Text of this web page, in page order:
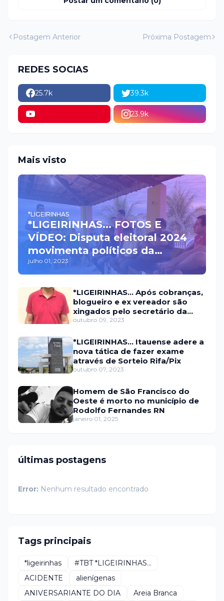
Postagem Anterior Próxima Postagem
REDES SOCIAS
25.7k 39.3k
23.9k
Mais visto
*LIGEIRINHAS
*LIGEIRINHAS... FOTOS E
VÍDEO: Disputa eleitoral 2024
movimenta políticos da
oposição em Itaú na escolha
do candidato a prefeito
julho 01, 2023
*LIGEIRINHAS... Após cobranças,
blogueiro e ex vereador são
xingados pelo secretário da
prefeitura de Itaú
outubro 09, 2023
*LIGEIRINHAS... Itauense adere a
nova tática de fazer exame
através de Sorteio Rifa/Pix
outubro 07, 2023
Homem de São Francisco do
Oeste é morto no município de
Rodolfo Fernandes RN
janeiro 01, 2025
últimas postagens
Error: Nenhum resultado encontrado
Tags principais
*ligeirinhas
#TBT *LIGEIRINHAS...
ACIDENTE
alienígenas
ANIVERSARIANTE DO DIA
Areia Branca